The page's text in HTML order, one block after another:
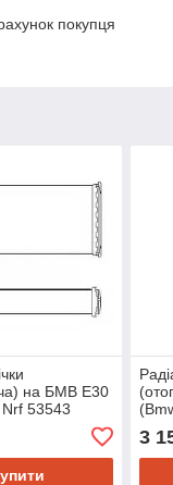
покупця
на БМВ Е30
53543
3